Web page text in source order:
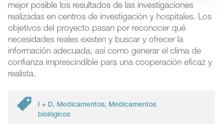
mejor posible los resultados de las investigaciones
realizadas en centros de investigación y hospitales. Los
objetivos del proyecto pasan por reconocer qué
necesidades reales existen y buscar y ofrecer la
información adecuada, así como generar el clima de
confianza imprescindible para una cooperación eficaz y
realista.
I + D, Medicamentos, Medicamentos
biológicos